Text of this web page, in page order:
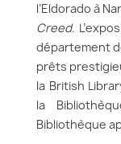
l’Eldorado à
Creed.
département
prêts
la British
la
Bibliothèque